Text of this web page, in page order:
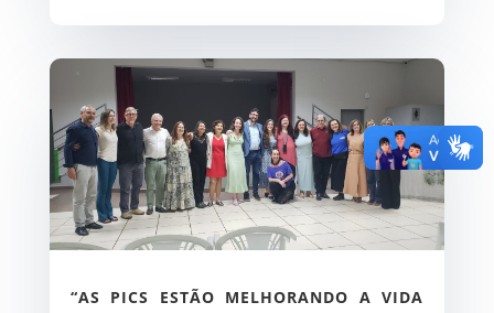
“AS PICS ESTÃO MELHORANDO A VIDA